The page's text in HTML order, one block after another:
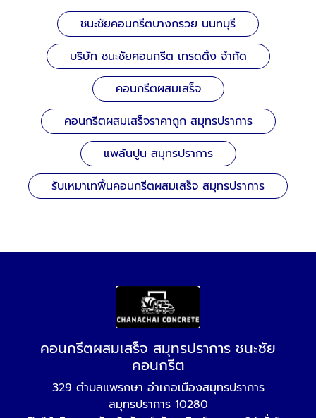
ชนะชัยคอนกรีตบางกรวย นนทบุรี
บริษัท ชนะชัยคอนกรีต เทรดดิ้ง จำกัด
คอนกรีตผสมเสร็จ
คอนกรีตผสมเสร็จราคาถูก สมุทรปราการ
แพล้นปูน สมุทรปราการ
รับเหมาเทพื้นคอนกรีตผสมเสร็จ สมุทรปราการ
คอนกรีตผสมเสร็จ สมุทรปราการ ชนะชัย
คอนกรีต
329 ตำบลแพรกษา อำเภอเมืองสมุทรปราการ
สมุทรปราการ 10280